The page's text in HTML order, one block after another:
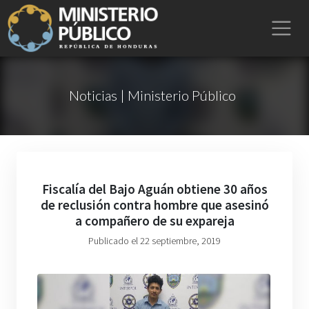
Noticias | Ministerio Público
Fiscalía del Bajo Aguán obtiene 30 años
de reclusión contra hombre que asesinó
a compañero de su expareja
Publicado el 22 septiembre, 2019